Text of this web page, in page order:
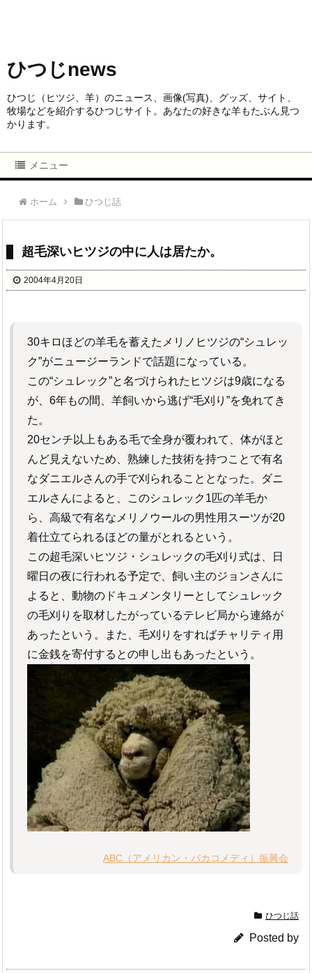
ひつじnews
ひつじ（ヒツジ、羊）のニュース、画像(写真)、グッズ、サイト、
牧場などを紹介するひつじサイト。あなたの好きな羊もたぶん見つ
かります。
メニュー
ホーム ひつじ話
超毛深いヒツジの中に人は居たか。
2004年4月20日
30キロほどの羊毛を蓄えたメリノヒツジの“シュレッ
ク”がニュージーランドで話題になっている。
この“シュレック”と名づけられたヒツジは9歳になる
が、6年もの間、羊飼いから逃げ“毛刈り”を免れてき
た。
20センチ以上もある毛で全身が覆われて、体がほと
んど見えないため、熟練した技術を持つことで有名
なダニエルさんの手で刈られることとなった。ダニ
エルさんによると、このシュレック1匹の羊毛か
ら、高級で有名なメリノウールの男性用スーツが20
着仕立てられるほどの量がとれるという。
この超毛深いヒツジ・シュレックの毛刈り式は、日
曜日の夜に行われる予定で、飼い主のジョンさんに
よると、動物のドキュメンタリーとしてシュレック
の毛刈りを取材したがっているテレビ局から連絡が
あったという。また、毛刈りをすればチャリティ用
に金銭を寄付するとの申し出もあったという。
ABC（アメリカン・バカコメディ）振興会
ひつじ話
Posted by